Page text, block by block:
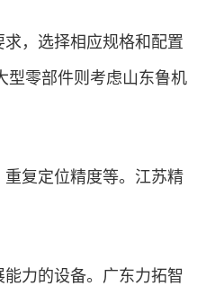
，选择相应规格和配置
型零部件则考虑山东鲁机
复定位精度等。江苏精
力的设备。广东力拓智